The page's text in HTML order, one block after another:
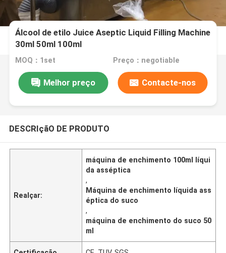
Álcool de etilo Juice Aseptic Liquid Filling Machine
30ml 50ml 100ml
MOQ：1set Preço：negotiable
Melhor preço Contacte-nos
DESCRIçãO DE PRODUTO
Realçar:
máquina de enchimento 100ml líqui
da asséptica
,
Máquina de enchimento líquida ass
éptica do suco
,
máquina de enchimento do suco 50
ml